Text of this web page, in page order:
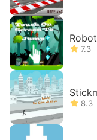
7.3
8.3